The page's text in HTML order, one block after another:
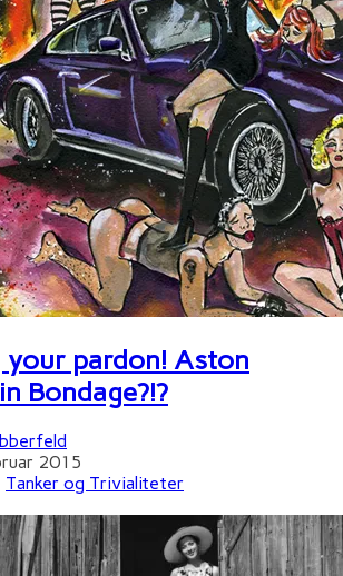
your pardon! Aston
Bondage?!?
2015
Tanker og Trivialiteter